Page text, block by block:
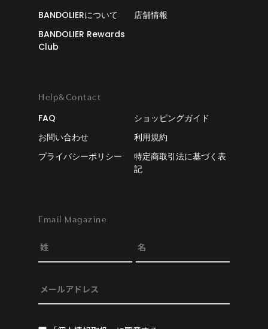
BANDOLIERについて
店舗情報
BANDOLIER Rewards
Club
Help&Contact
FAQ
ショッピングガイド
お問い合わせ
利用規約
プライバシーポリシー
特定商取引法に基づく表
記
Email Magazine